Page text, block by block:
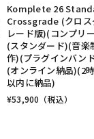
Komplete 26
Crossgrade (クロス
レード版)(コンプリ
(スタンダード)(音楽
作)(プラグインバン
(オンライン納品)(2
以内に納品)
¥53,900 （税込）